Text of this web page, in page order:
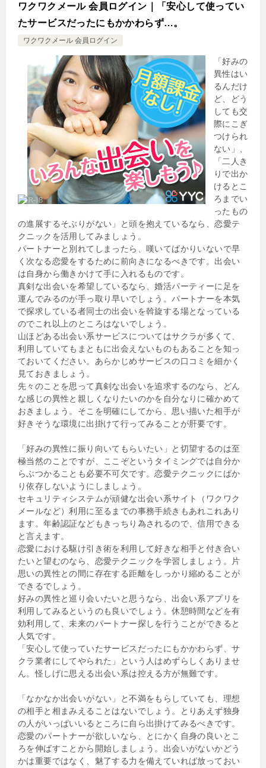
ワクワクメール 会員ログイン｜「安心して使ってい
たサービスだったにもかかわらず…。
ワクワクメール 会員ログイン
「好みの
異性はい
るんだけ
ど、どう
しても交
際にこぎ
つけられ
ない」、
「二人き
りで出か
けるとこ
ろまでい
ったもの
の進展するそぶりがない」と頭を抱えているなら、恋愛テ
クニックを活用してみましょう。
パートナーと別れてしまったら、嘆いてばかりいないで早
く次なる恋愛をするために前向きになるべきです。出会い
は自身から働きかけて手に入れるものです。
真剣な出会いを希望しているなら、婚活パーティーに足を
運んでみるのが手っ取り早いでしょう。パートナーを本気
で探求している者同士の出会いを斡旋する場となっている
のでこれ以上のところはないでしょう。
山ほどある出会い系サービスについてはサクラが多くて、
利用していてもまともに出会えないものもあることを知っ
ておいてください。あらかじめサービスの口コミを細かく
見ておきましょう。
先々のことを思って真剣な出会いを追求するのなら、どん
な感じの異性と親しくなりたいのかを自分なりに確かめて
おきましょう。そこを明確にしてから、思い描いた相手が
好きそうな環境に出掛けて行ってみることが肝要です。
「好みの異性に振り向いてもらいたい」と切望するのは至
極当然のことですが、ここぞというタイミングでは自分か
らぶつかることも必要不可欠です。恋愛テクニックにばか
り依存しないようにしましょう。
セキュリティシステムが頑健な出会い系サイト（ワクワク
メールなど）利用に至るまでの事務手続きもあれこれあり
ます。年齢認証などもきっちり為されるので、信用できる
と言えます。
恋愛における駆け引き術を利用して好きな相手と付き合い
たいと望むのなら、恋愛テクニックを学習しましょう。片
思いの異性との間に存在する距離をしっかり縮めることが
できるでしょう。
好みの異性と巡り会いたいと思うなら、出会い系アプリを
利用してみるというのも良いでしょう。休憩時間などを有
効利用して、未来のパートナー探しを行うことができると
人気です。
「安心して使っていたサービスだったにもかかわらず、サ
クラ業者にしてやられた」という人はめずらしくありませ
ん。怪しげに思える出会い系は控える方が無難です。
「なかなか出会いがない」と不満をもらしていても、理想
の相手と相まみえることはないでしょう。とりあえず独身
の人がいっぱいいるところに自ら出掛けてみるべきです。
恋愛のパートナーが欲しいなら、とにかく自身の良いとこ
ろを伸ばすことから開始しましょう。出会いがないかどう
かは重要ではなく、魅了する力を備えていれば放っておい